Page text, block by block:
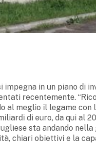
impegna in un piano di
recentemente.
al meglio il legame
di euro, da qui al
sta andando
chiari obiettivi e la